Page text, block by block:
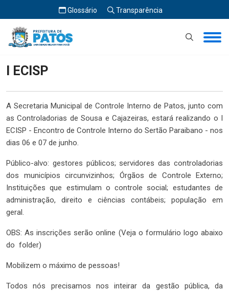
Glossário Transparência
Início I ECISP
I ECISP
A Secretaria Municipal de Controle Interno de Patos, junto com
as Controladorias de Sousa e Cajazeiras, estará realizando o I
ECISP - Encontro de Controle Interno do Sertão Paraibano - nos
dias 06 e 07 de junho.
Público-alvo: gestores públicos; servidores das controladorias
dos municípios circunvizinhos; Órgãos de Controle Externo;
Instituições que estimulam o controle social; estudantes de
administração, direito e ciências contábeis; população em
geral.
OBS: As inscrições serão online (Veja o formulário logo abaixo
do folder)
Mobilizem o máximo de pessoas!
Todos nós precisamos nos inteirar da gestão pública, da